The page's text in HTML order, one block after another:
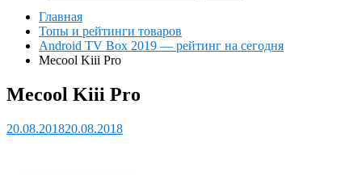
Главная
Топы и рейтинги товаров
Android TV Box 2019 — рейтинг на сегодня
Mecool Kiii Pro
Mecool Kiii Pro
20.08.201820.08.2018